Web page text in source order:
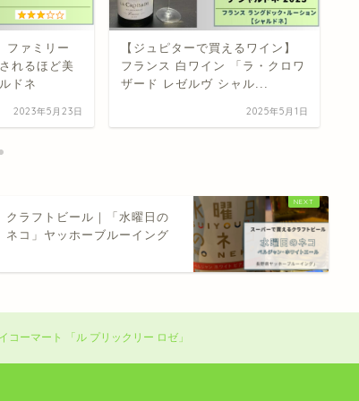
ファミリー
れるほど美
ドネ
2023年5月23日
【ジュピターで買えるワイン】
フランス 白ワイン 「ラ・クロワ
ザード レゼルヴ シャル...
2025年5月1日
クラフトビール｜「水曜日の
ネコ」ヤッホーブルーイング
コーマート 「ル プリックリー ロゼ」